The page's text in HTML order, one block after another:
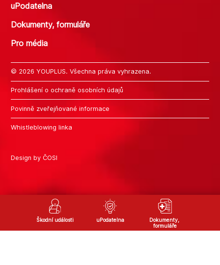
Škodní události uPodatelna
Dokumenty,
formuláře
uPodatelna
Dokumenty, formuláře
Pro média
© 2026 YOUPLUS. Všechna práva vyhrazena.
Prohlášení o ochraně osobních údajů
Povinně zveřejňované informace
Whistleblowing linka
Design by ČOSI